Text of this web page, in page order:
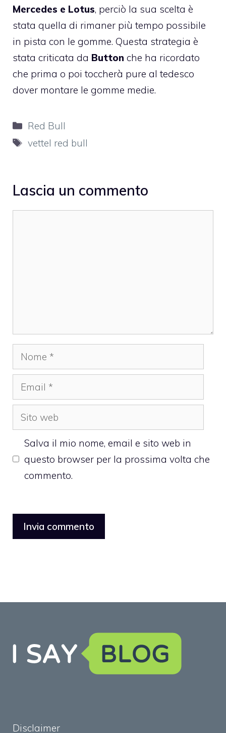
Mercedes e Lotus, perciò la sua scelta è
stata quella di rimaner più tempo possibile
in pista con le gomme. Questa strategia è
stata criticata da Button che ha ricordato
che prima o poi toccherà pure al tedesco
dover montare le gomme medie.
Categorie
Red Bull
Tag
vettel red bull
Lascia un commento
Nome
Email
Sito
web
Salva il mio nome, email e sito web in
questo browser per la prossima volta che
commento.
Disclaimer